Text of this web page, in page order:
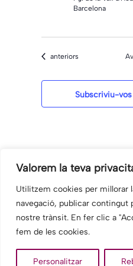
Valorem la teva
Utilitzem cookies per millorar
navegació, publicar contingut
nostre trànsit. En fer clic a
fem de les cookies.
Personalitzar
Barcelona
Esdeveniments
anteriors
Subscriviu-vos